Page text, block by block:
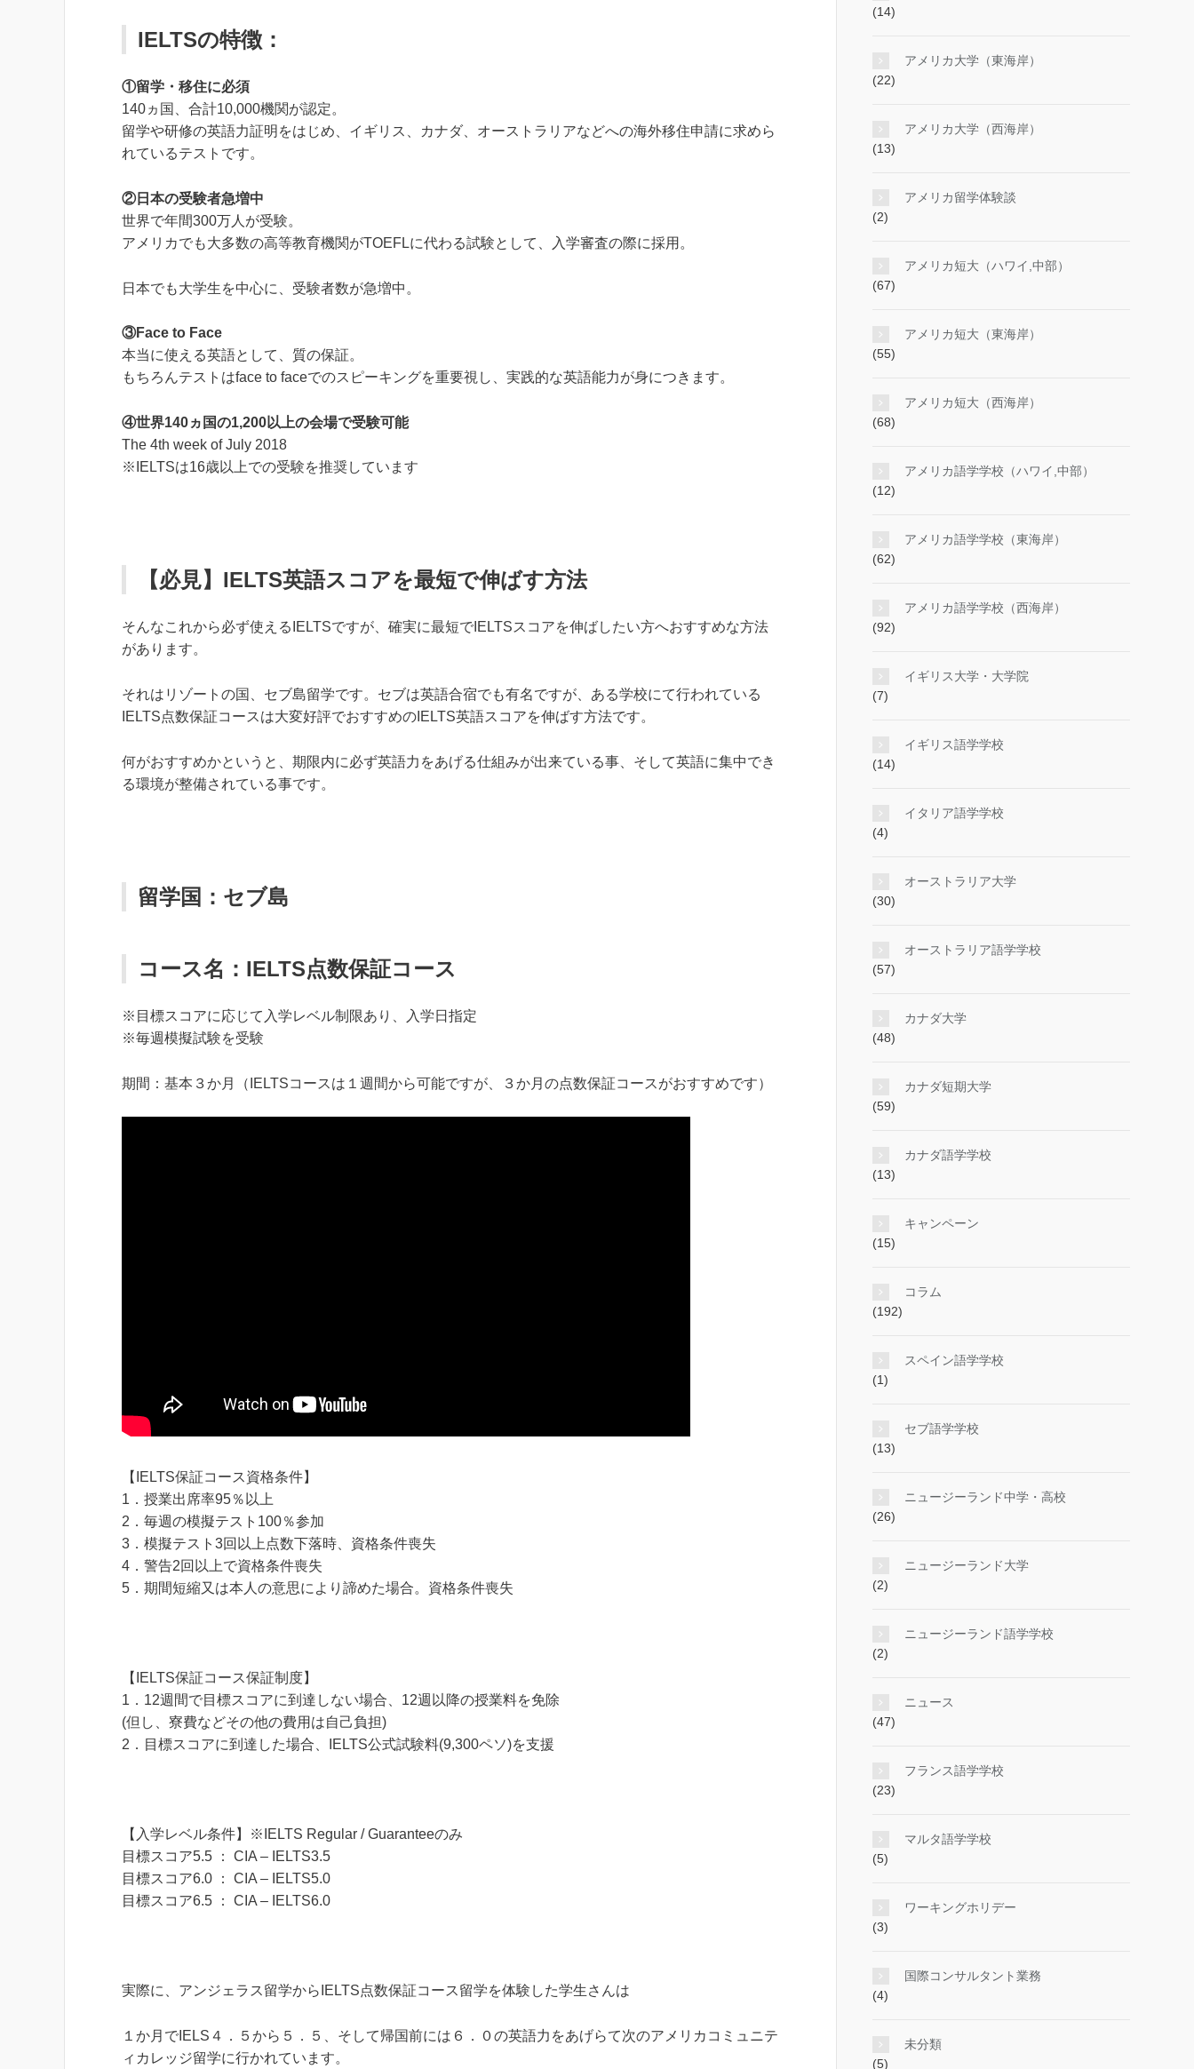
IELTSの特徴：
①留学・移住に必須
140ヵ国、合計10,000機関が認定。
留学や研修の英語力証明をはじめ、イギリス、カナダ、オーストラリアなどへの海外移住申請に求めら
れているテストです。
②日本の受験者急増中
世界で年間300万人が受験。
アメリカでも大多数の高等教育機関がTOEFLに代わる試験として、入学審査の際に採用。
日本でも大学生を中心に、受験者数が急増中。
③Face to Face
本当に使える英語として、質の保証。
もちろんテストはface to faceでのスピーキングを重要視し、実践的な英語能力が身につきます。
④世界140ヵ国の1,200以上の会場で受験可能
The 4th week of July 2018
※IELTSは16歳以上での受験を推奨しています
【必見】IELTS英語スコアを最短で伸ばす方法
そんなこれから必ず使えるIELTSですが、確実に最短でIELTSスコアを伸ばしたい方へおすすめな方法
があります。
それはリゾートの国、セブ島留学です。セブは英語合宿でも有名ですが、ある学校にて行われている
IELTS点数保証コースは大変好評でおすすめのIELTS英語スコアを伸ばす方法です。
何がおすすめかというと、期限内に必ず英語力をあげる仕組みが出来ている事、そして英語に集中でき
る環境が整備されている事です。
留学国：セブ島
コース名：IELTS点数保証コース
※目標スコアに応じて入学レベル制限あり、入学日指定
※毎週模擬試験を受験
期間：基本３か月（IELTSコースは１週間から可能ですが、３か月の点数保証コースがおすすめです）
【IELTS保証コース資格条件】
1．授業出席率95％以上
2．毎週の模擬テスト100％参加
3．模擬テスト3回以上点数下落時、資格条件喪失
4．警告2回以上で資格条件喪失
5．期間短縮又は本人の意思により諦めた場合。資格条件喪失
【IELTS保証コース保証制度】
1．12週間で目標スコアに到達しない場合、12週以降の授業料を免除
(但し、寮費などその他の費用は自己負担)
2．目標スコアに到達した場合、IELTS公式試験料(9,300ペソ)を支援
【入学レベル条件】※IELTS Regular / Guaranteeのみ
目標スコア5.5 ： CIA – IELTS3.5
目標スコア6.0 ： CIA – IELTS5.0
目標スコア6.5 ： CIA – IELTS6.0
実際に、アンジェラス留学からIELTS点数保証コース留学を体験した学生さんは
１か月でIELS４．５から５．５、そして帰国前には６．０の英語力をあげらて次のアメリカコミュニテ
ィカレッジ留学に行かれています。
(14)
アメリカ大学（東海岸）
(22)
アメリカ大学（西海岸）
(13)
アメリカ留学体験談
(2)
アメリカ短大（ハワイ,中部）
(67)
アメリカ短大（東海岸）
(55)
アメリカ短大（西海岸）
(68)
アメリカ語学学校（ハワイ,中部）
(12)
アメリカ語学学校（東海岸）
(62)
アメリカ語学学校（西海岸）
(92)
イギリス大学・大学院
(7)
イギリス語学学校
(14)
イタリア語学学校
(4)
オーストラリア大学
(30)
オーストラリア語学学校
(57)
カナダ大学
(48)
カナダ短期大学
(59)
カナダ語学学校
(13)
キャンペーン
(15)
コラム
(192)
スペイン語学学校
(1)
セブ語学学校
(13)
ニュージーランド中学・高校
(26)
ニュージーランド大学
(2)
ニュージーランド語学学校
(2)
ニュース
(47)
フランス語学学校
(23)
マルタ語学学校
(5)
ワーキングホリデー
(3)
国際コンサルタント業務
(4)
未分類
(5)